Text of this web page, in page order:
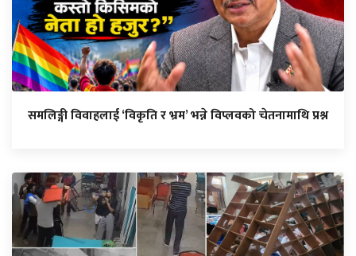
समलिङ्गी विवाहलाई ‘विकृति र भ्रम’ भन्ने विप्लवको चेतनामाथि प्रश्न